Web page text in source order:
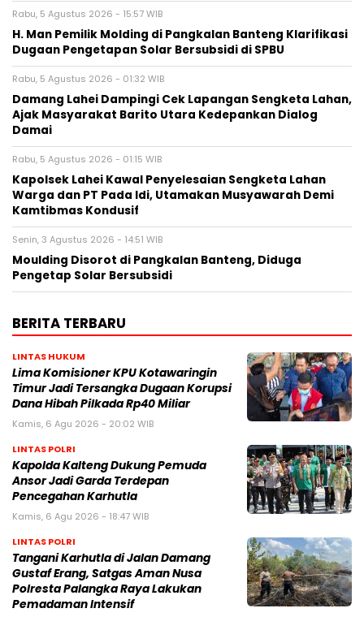
Rabu, 5 Agustus 2026 - 15:57 WIB
H. Man Pemilik Molding di Pangkalan Banteng Klarifikasi
Dugaan Pengetapan Solar Bersubsidi di SPBU
Rabu, 5 Agustus 2026 - 01:32 WIB
Damang Lahei Dampingi Cek Lapangan Sengketa Lahan,
Ajak Masyarakat Barito Utara Kedepankan Dialog
Damai
Rabu, 5 Agustus 2026 - 01:15 WIB
Kapolsek Lahei Kawal Penyelesaian Sengketa Lahan
Warga dan PT Pada Idi, Utamakan Musyawarah Demi
Kamtibmas Kondusif
Senin, 3 Agustus 2026 - 14:51 WIB
Moulding Disorot di Pangkalan Banteng, Diduga
Pengetap Solar Bersubsidi
BERITA TERBARU
LINTAS HUKUM
Lima Komisioner KPU Kotawaringin
Timur Jadi Tersangka Dugaan Korupsi
Dana Hibah Pilkada Rp40 Miliar
Kamis, 6 Agu 2026 - 20:02 WIB
LINTAS POLRI
Kapolda Kalteng Dukung Pemuda
Ansor Jadi Garda Terdepan
Pencegahan Karhutla
Kamis, 6 Agu 2026 - 18:47 WIB
LINTAS POLRI
Tangani Karhutla di Jalan Damang
Gustaf Erang, Satgas Aman Nusa
Polresta Palangka Raya Lakukan
Pemadaman Intensif